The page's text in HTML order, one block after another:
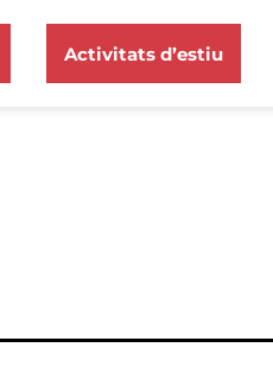
Activitats d’estiu